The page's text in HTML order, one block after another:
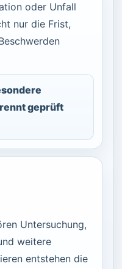
oder Unfall
nur die Frist,
geprüft
Untersuchung,
weitere
entstehen die